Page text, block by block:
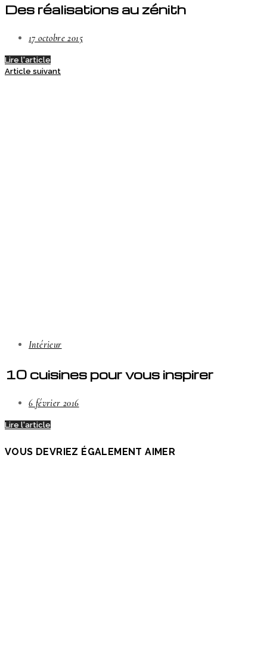
Des réalisations au zénith
17 octobre 2015
Lire l'article
Article suivant
Intérieur
10 cuisines pour vous inspirer
6 février 2016
Lire l'article
VOUS DEVRIEZ ÉGALEMENT AIMER